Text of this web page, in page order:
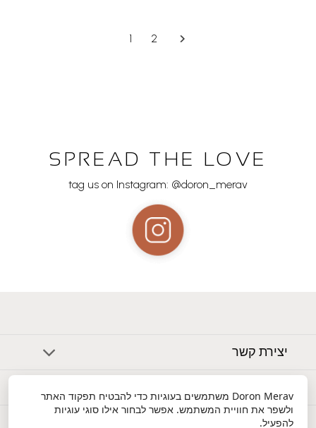
1 2
SPREAD THE LOVE
tag us on Instagram: @doron_merav
יצירת קשר
שירות לקוחות
Doron Merav משתמשים בעוגיות כדי להבטיח תפקוד האתר
ולשפר את חוויית המשתמש. אפשר לבחור אילו סוגי עוגיות
להפעיל.